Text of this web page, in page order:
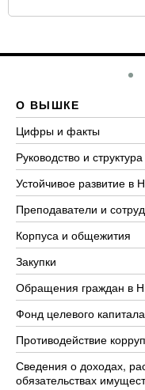
О ВЫШКЕ
Цифры и факты
Руководство и структура
Устойчивое развитие
Преподаватели и
Корпуса и общежития
Закупки
Обращения граждан в
Фонд целевого капитала
Противодействие
Сведения о доходах,
обязательствах